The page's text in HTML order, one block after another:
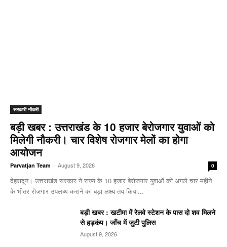
सरकारी नौकरी
बड़ी खबर : उत्तराखंड के 10 हजार बेरोजगार युवाओं को
मिलेगी नौकरी। चार विशेष रोजगार मेलों का होगा
आयोजन
Parvatjan Team - August 9, 2026 0
देहरादून। उत्तराखंड सरकार ने राज्य के 10 हजार बेरोजगार युवाओं को अगले चार महीने
के भीतर रोजगार उपलब्ध कराने का बड़ा लक्ष्य तय किया...
बड़ी खबर : खटीमा में रेलवे स्टेशन के पास दो शव मिलने
से हड़कंप। जाँच में जुटी पुलिस
August 9, 2026